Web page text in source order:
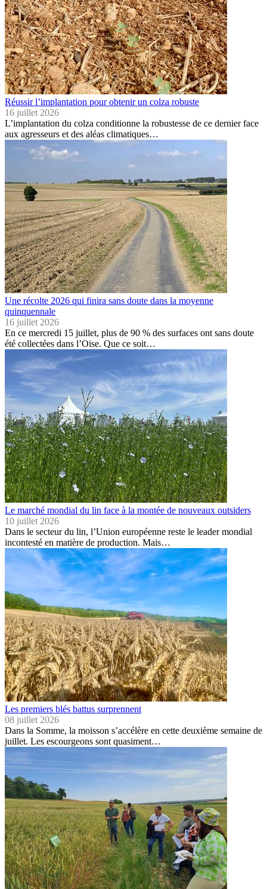
Réussir l’implantation pour obtenir un colza robuste
16 juillet 2026
L’implantation du colza conditionne la robustesse de ce dernier face
aux agresseurs et des aléas climatiques…
Une récolte 2026 qui finira sans doute dans la moyenne
quinquennale
16 juillet 2026
En ce mercredi 15 juillet, plus de 90 % des surfaces ont sans doute
été collectées dans l’Oise. Que ce soit…
Le marché mondial du lin face à la montée de nouveaux outsiders
10 juillet 2026
Dans le secteur du lin, l’Union européenne reste le leader mondial
incontesté en matière de production. Mais…
Les premiers blés battus surprennent
08 juillet 2026
Dans la Somme, la moisson s’accélère en cette deuxième semaine de
juillet. Les escourgeons sont quasiment…